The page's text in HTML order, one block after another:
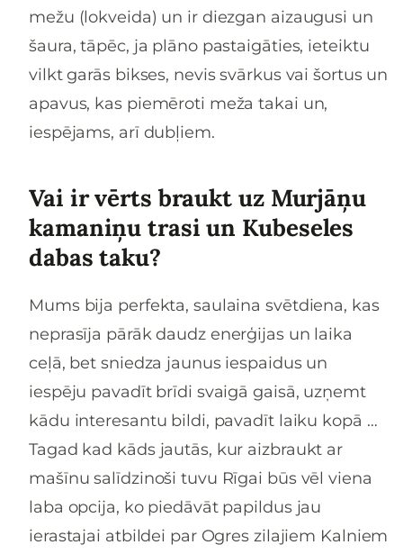
mežu (lokveida) un ir diezgan aizaugusi un
šaura, tāpēc, ja plāno pastaigāties, ieteiktu
vilkt garās bikses, nevis svārkus vai šortus un
apavus, kas piemēroti meža takai un,
iespējams, arī dubļiem.
Vai ir vērts braukt uz Murjāņu
kamaniņu trasi un Kubeseles
dabas taku?
Mums bija perfekta, saulaina svētdiena, kas
neprasīja pārāk daudz enerģijas un laika
ceļā, bet sniedza jaunus iespaidus un
iespēju pavadīt brīdi svaigā gaisā, uzņemt
kādu interesantu bildi, pavadīt laiku kopā …
Tagad kad kāds jautās, kur aizbraukt ar
mašīnu salīdzinoši tuvu Rīgai būs vēl viena
laba opcija, ko piedāvāt papildus jau
ierastajai atbildei par Ogres zilajiem Kalniem